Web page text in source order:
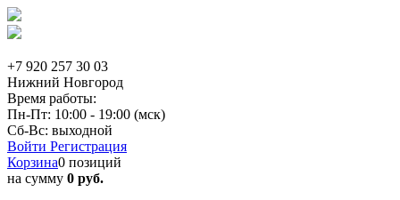
+7 920 257 30 03
Нижний Новгород
Время работы:
Пн-Пт: 10:00 - 19:00 (мск)
Сб-Вс: выходной
Войти Регистрация
Корзина0 позиций
на сумму 0 руб.